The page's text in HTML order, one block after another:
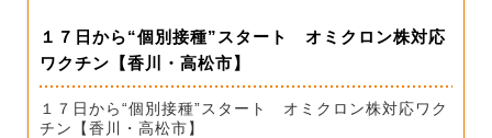
１７日から“個別接種”スタート オミクロン株対応
ワクチン【香川・高松市】
１７日から“個別接種”スタート オミクロン株対応ワク
チン【香川・高松市】